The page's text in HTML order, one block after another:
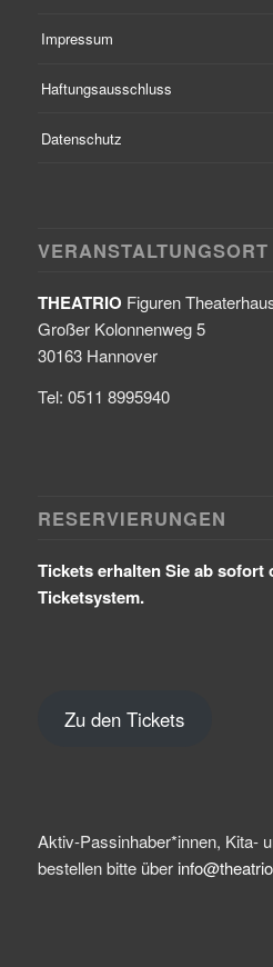
Impressum
Haftungsausschluss
Datenschutz
VERANSTALTUNGSORT
THEATRIO Figuren
Großer Kolonnenweg 5
30163 Hannover
Tel: 0511 8995940
RESERVIERUNGEN
Tickets erhalten Sie ab sofort
Ticketsystem.
Zu den Tickets
Aktiv-Passinhaber*innen, Kita-
bestellen bitte über